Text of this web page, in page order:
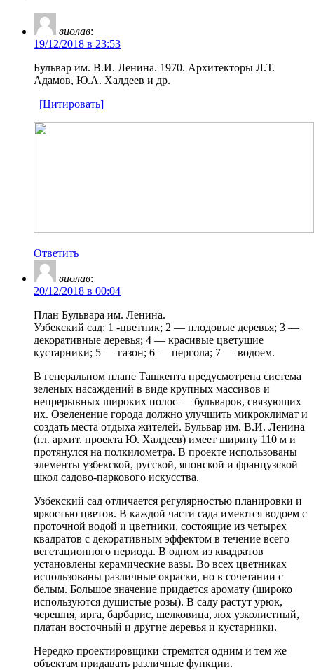
виолав:
19/12/2018 в 23:53
Бульвар им. В.И. Ленина. 1970. Архитекторы Л.Т.
Адамов, Ю.А. Халдеев и др.
[Цитировать]
Ответить
виолав:
20/12/2018 в 00:04
План Бульвара им. Ленина.
Узбекский сад: 1 -цветник; 2 — плодовые деревья; 3 —
декоративные деревья; 4 — красивые цветущие
кустарники; 5 — газон; 6 — пергола; 7 — водоем.
В генеральном плане Ташкента предусмотрена система
зеленых насаждений в виде крупных массивов и
непрерывных широких полос — бульваров, связующих
их. Озеленение города должно улучшить микроклимат и
создать места отдыха жителей. Бульвар им. В.И. Ленина
(гл. архит. проекта Ю. Халдеев) имеет ширину 110 м и
протянулся на полкилометра. В проекте использованы
элементы узбекской, русской, японской и французской
школ садово-паркового искусства.
Узбекский сад отличается регулярностью планировки и
яркостью цветов. В каждой части сада имеются водоем с
проточной водой и цветники, состоящие из четырех
квадратов с декоративным эффектом в течение всего
вегетационного периода. В одном из квадратов
установлены керамические вазы. Во всех цветниках
использованы различные окраски, но в сочетании с
белым. Большое значение придается аромату (широко
используются душистые розы). В саду растут урюк,
черешня, ирга, барбарис, шелковица, лох узколистный,
платан восточный и другие деревья и кустарники.
Нередко проектировщики стремятся одним и тем же
объектам придавать различные функции.